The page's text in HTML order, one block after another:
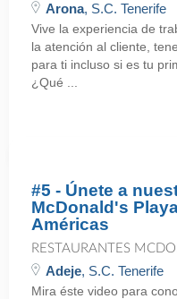
Arona, S.C. Tenerife
Vive la experiencia de
la atención al cliente,
para ti incluso si es tu
¿Qué ...
#5 - Únete a
McDonald's
Américas
RESTAURANTES
Adeje, S.C. Tenerife
Mira éste video para